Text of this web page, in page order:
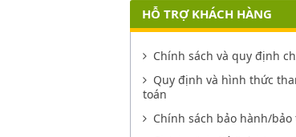
HỖ TRỢ KHÁCH HÀNG
Chính sách và quy định
Quy định và hình thức
toán
Chính sách bảo hành/bảo